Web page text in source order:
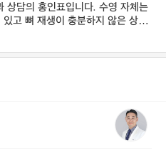
상담의 홍인표입니다. 수영 자체는
고 뼈 재생이 충분하지 않은 상태